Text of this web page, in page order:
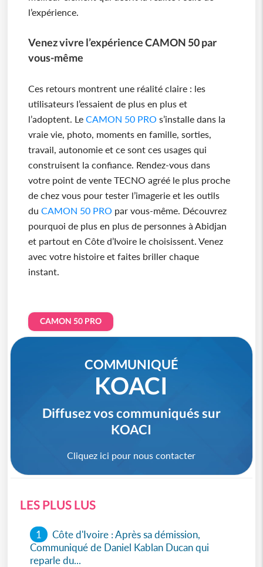
l’expérience.
Venez vivre l’expérience CAMON 50 par
vous-même
Ces retours montrent une réalité claire : les
utilisateurs l’essaient de plus en plus et
l’adoptent. Le CAMON 50 PRO s’installe dans la
vraie vie, photo, moments en famille, sorties,
travail, autonomie et ce sont ces usages qui
construisent la confiance. Rendez-vous dans
votre point de vente TECNO agréé le plus proche
de chez vous pour tester l’imagerie et les outils
du CAMON 50 PRO par vous-même. Découvrez
pourquoi de plus en plus de personnes à Abidjan
et partout en Côte d’Ivoire le choisissent. Venez
avec votre histoire et faites briller chaque
instant.
CAMON 50 PRO
COMMUNIQUÉ
KOACI
Diffusez vos communiqués sur
KOACI
Cliquez ici pour nous contacter
LES PLUS LUS
1
Côte d'Ivoire : Après sa démission,
Communiqué de Daniel Kablan Ducan qui
reparle du...